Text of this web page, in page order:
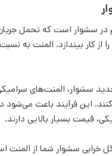
سشوار است که تحمل
از کار بیندازد. المنت به
سشوار، المنت‌های
این فرآیند باعث
قیمت بسیار بالایی دارند.
خرابی سشوار شما از المنت